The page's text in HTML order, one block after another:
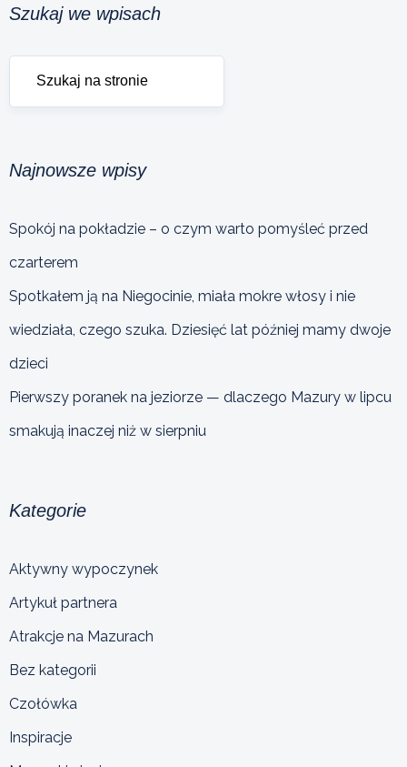
Szukaj we wpisach
Najnowsze wpisy
Spokój na pokładzie – o czym warto pomyśleć przed
czarterem
Spotkałem ją na Niegocinie, miała mokre włosy i nie
wiedziała, czego szuka. Dziesięć lat później mamy dwoje
dzieci
Pierwszy poranek na jeziorze — dlaczego Mazury w lipcu
smakują inaczej niż w sierpniu
Kategorie
Aktywny wypoczynek
Artykuł partnera
Atrakcje na Mazurach
Bez kategorii
Czołówka
Inspiracje